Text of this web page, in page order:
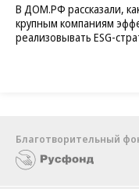
В ДОМ.РФ рассказали,
крупным компаниям
реализовывать ESG-
Благотворительный